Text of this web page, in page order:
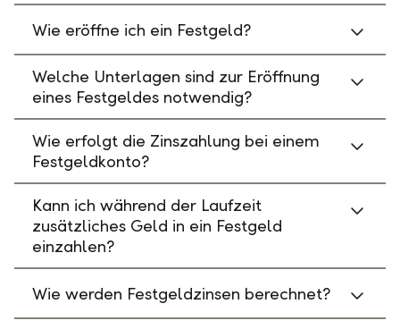
Wie eröffne ich ein Festgeld?
Welche Unterlagen sind zur Eröffnung
eines Festgeldes notwendig?
Wie erfolgt die Zinszahlung bei einem
Festgeldkonto?
Kann ich während der Laufzeit
zusätzliches Geld in ein Festgeld
einzahlen?
Wie werden Festgeldzinsen berechnet?